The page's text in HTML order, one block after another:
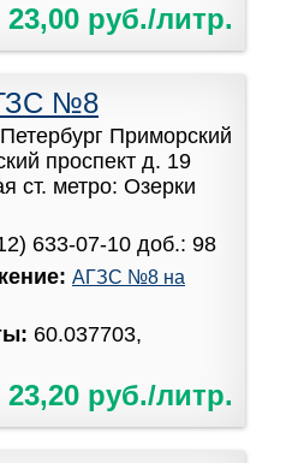
23,00 руб./литр.
№8
Приморский
проспект д. 19
ст. метро: Озерки
633-07-10 доб.: 98
АГЗС №8 на
60.037703,
23,20 руб./литр.